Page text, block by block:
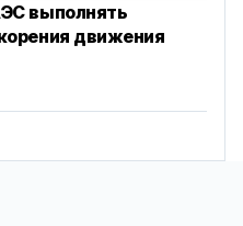
выполнять
движения